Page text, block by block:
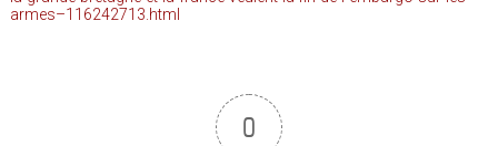
armes–116242713.html
0